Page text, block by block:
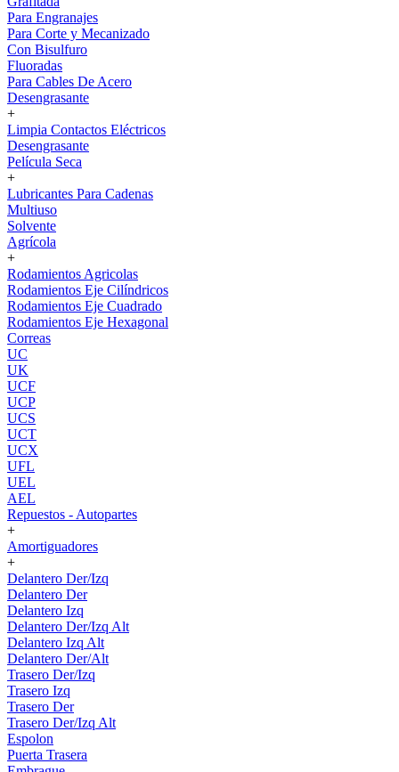
Para Engranajes
Para Corte y Mecanizado
Con Bisulfuro
Fluoradas
Para Cables De Acero
Desengrasante
+
Limpia Contactos Eléctricos
Desengrasante
Película Seca
+
Lubricantes Para Cadenas
Multiuso
Solvente
Agrícola
+
Rodamientos Agricolas
Rodamientos Eje Cilíndricos
Rodamientos Eje Cuadrado
Rodamientos Eje Hexagonal
Correas
UC
UK
UCF
UCP
UCS
UCT
UCX
UFL
UEL
AEL
Repuestos - Autopartes
+
Amortiguadores
+
Delantero Der/Izq
Delantero Der
Delantero Izq
Delantero Der/Izq Alt
Delantero Izq Alt
Delantero Der/Alt
Trasero Der/Izq
Trasero Izq
Trasero Der
Trasero Der/Izq Alt
Espolon
Puerta Trasera